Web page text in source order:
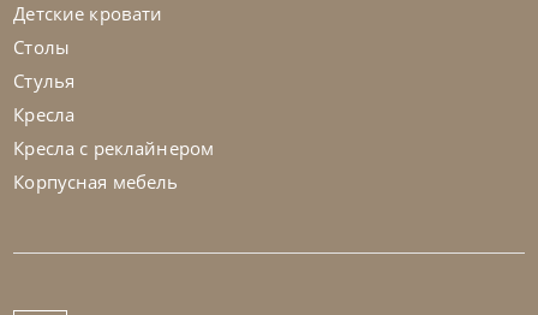
Диван Aurora
Детские кровати
Столы
Стулья
Кресла
Кресла с реклайнером
Корпусная мебель